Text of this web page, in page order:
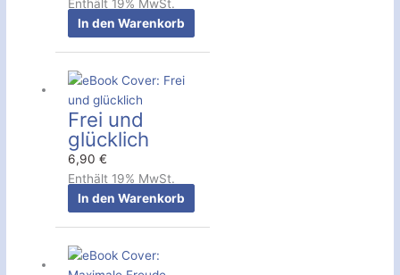
Enthält 19% MwSt.
In den Warenkorb
Frei und
glücklich
6,90 €
Enthält 19% MwSt.
In den Warenkorb